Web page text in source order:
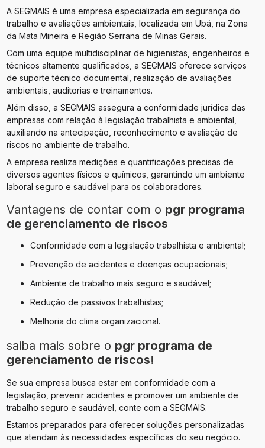
A SEGMAIS é uma empresa especializada em segurança do
trabalho e avaliações ambientais, localizada em Ubá, na Zona
da Mata Mineira e Região Serrana de Minas Gerais.
Com uma equipe multidisciplinar de higienistas, engenheiros e
técnicos altamente qualificados, a SEGMAIS oferece serviços
de suporte técnico documental, realização de avaliações
ambientais, auditorias e treinamentos.
Além disso, a SEGMAIS assegura a conformidade jurídica das
empresas com relação à legislação trabalhista e ambiental,
auxiliando na antecipação, reconhecimento e avaliação de
riscos no ambiente de trabalho.
A empresa realiza medições e quantificações precisas de
diversos agentes físicos e químicos, garantindo um ambiente
laboral seguro e saudável para os colaboradores.
Vantagens de contar com o pgr programa
de gerenciamento de riscos
Conformidade com a legislação trabalhista e ambiental;
Prevenção de acidentes e doenças ocupacionais;
Ambiente de trabalho mais seguro e saudável;
Redução de passivos trabalhistas;
Melhoria do clima organizacional.
saiba mais sobre o pgr programa de
gerenciamento de riscos!
Se sua empresa busca estar em conformidade com a
legislação, prevenir acidentes e promover um ambiente de
trabalho seguro e saudável, conte com a SEGMAIS.
Estamos preparados para oferecer soluções personalizadas
que atendam às necessidades específicas do seu negócio.